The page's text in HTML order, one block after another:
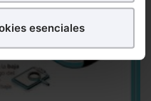
para denegar
imprescindibles.
esenciales